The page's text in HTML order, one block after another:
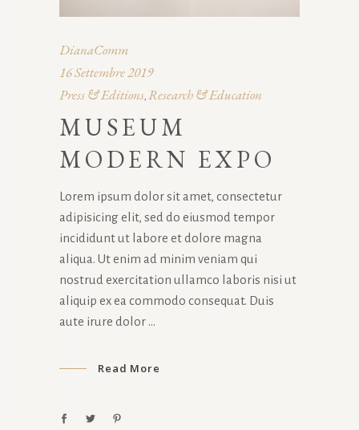
DianaComm
16 Settembre 2019
Press & Editions, Research & Education
MUSEUM
MODERN EXPO
Lorem ipsum dolor sit amet, consectetur
adipisicing elit, sed do eiusmod tempor
incididunt ut labore et dolore magna
aliqua. Ut enim ad minim veniam qui
nostrud exercitation ullamco laboris nisi ut
aliquip ex ea commodo consequat. Duis
aute irure dolor
Read More